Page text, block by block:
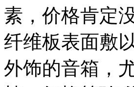
素，价格肯定
纤维板表面敷
外饰的音箱，